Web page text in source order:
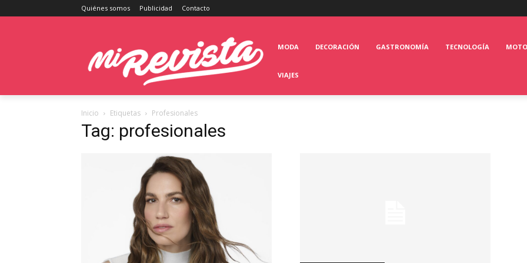
Quiénes somos Publicidad Contacto
MODA DECORACIÓN GASTRONOMÍA TECNOLOGÍA
VIAJES
Inicio Etiquetas Profesionales
Tag: profesionales